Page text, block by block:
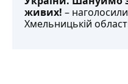
живих! – наголосили
Хмельницькій